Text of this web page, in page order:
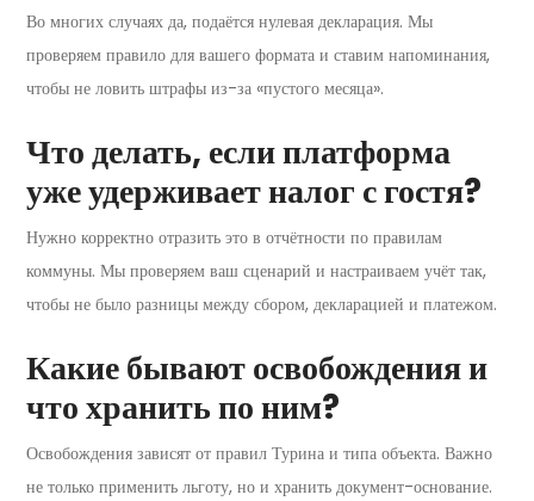
Во многих случаях да, подаётся нулевая декларация. Мы
проверяем правило для вашего формата и ставим напоминания,
чтобы не ловить штрафы из-за «пустого месяца».
Что делать, если платформа
уже удерживает налог с гостя?
Нужно корректно отразить это в отчётности по правилам
коммуны. Мы проверяем ваш сценарий и настраиваем учёт так,
чтобы не было разницы между сбором, декларацией и платежом.
Какие бывают освобождения и
что хранить по ним?
Освобождения зависят от правил Турина и типа объекта. Важно
не только применить льготу, но и хранить документ-основание.